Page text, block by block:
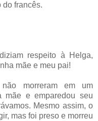
do francês.
respeito à Helga,
mãe e meu pai!
morreram em um
mãe e emparedou seu
Mesmo assim, o
mas foi preso e morreu